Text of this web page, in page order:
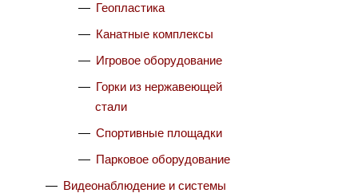
Геопластика
Канатные комплексы
Игровое оборудование
Горки из нержавеющей
стали
Спортивные площадки
Парковое оборудование
Видеонаблюдение и системы